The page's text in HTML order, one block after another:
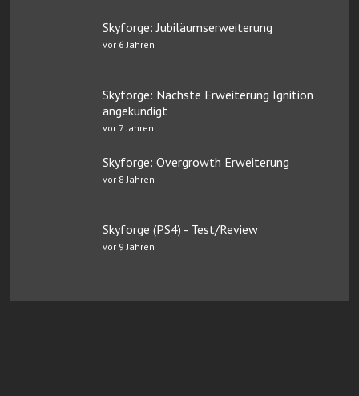
Skyforge: Jubiläumserweiterung
vor 6 Jahren
Skyforge: Nächste Erweiterung Ignition
angekündigt
vor 7 Jahren
Skyforge: Overgrowth Erweiterung
vor 8 Jahren
Skyforge (PS4) - Test/Review
vor 9 Jahren